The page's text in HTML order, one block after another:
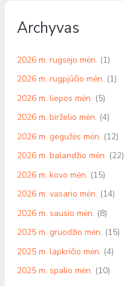
Archyvas
2026 m. rugsėjo mėn. (1)
2026 m. rugpjūčio mėn. (1)
2026 m. liepos mėn. (5)
2026 m. birželio mėn. (4)
2026 m. gegužės mėn. (12)
2026 m. balandžio mėn. (22)
2026 m. kovo mėn. (15)
2026 m. vasario mėn. (14)
2026 m. sausio mėn. (8)
2025 m. gruodžio mėn. (15)
2025 m. lapkričio mėn. (4)
2025 m. spalio mėn. (10)